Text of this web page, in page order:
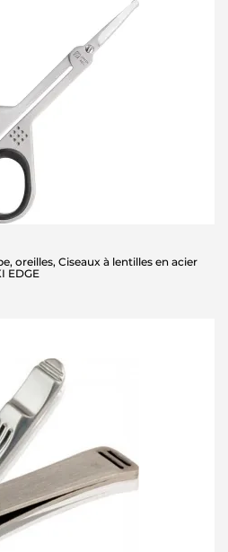
oreilles, Ciseaux à lentilles en acier
EDGE